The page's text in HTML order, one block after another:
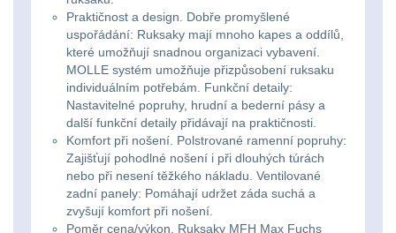
Kapesní
svítilny
Policejní
svítilny
Vyhledávací
svítilny
Dětské batohy3
Brašne a tašky45
Ledvinky60
Duffle bagy25
Univerzalní tašky 60
Praktičnost a design. Dobře promyšlené
uspořádání: Ruksaky mají mnoho kapes a oddílů,
které umožňují snadnou organizaci vybavení.
MOLLE systém umožňuje přizpůsobení ruksaku
individuálním potřebám. Funkční detaily:
Nastavitelné popruhy, hrudní a bederní pásy a
další funkční detaily přidávají na praktičnosti.
Komfort při nošení. Polstrované ramenní popruhy:
Zajišťují pohodlné nošení i při dlouhých túrách
nebo při nesení těžkého nákladu. Ventilované
zadní panely: Pomáhají udržet záda suchá a
zvyšují komfort při nošení.
Poměr cena/výkon. Ruksaky MFH Max Fuchs